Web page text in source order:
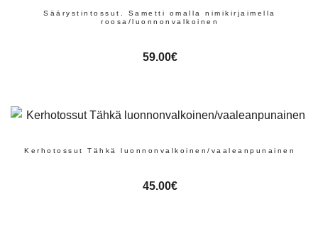
Säärystintossut. Sametti omalla nimikirjaimella
roosa/luonnonvalkoinen
59.00€
Kerhotossut Tähkä luonnonvalkoinen/vaaleanpunainen
45.00€